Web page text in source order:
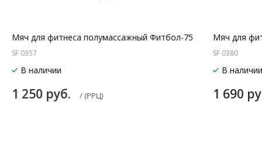
Мяч для фитнеса полумассажный Фитбол-75
SF 0357
В наличии
1 250 руб. / (РРЦ)
Мяч для
SF 0380
В
1 690